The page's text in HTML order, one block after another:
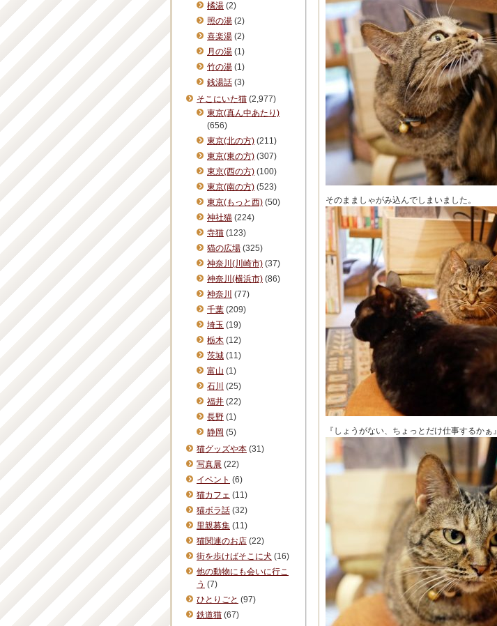
そのまましゃがみ込んでしまいました。
『しょうがない、ちょっとだけ仕事するかぁ』
橘湯 (2)
照の湯 (2)
喜楽湯 (2)
月の湯 (1)
竹の湯 (1)
銭湯話 (3)
そこにいた猫 (2,977)
東京(真ん中あたり)
(656)
東京(北の方) (211)
東京(東の方) (307)
東京(西の方) (100)
東京(南の方) (523)
東京(もっと西) (50)
神社猫 (224)
寺猫 (123)
猫の広場 (325)
神奈川(川崎市) (37)
神奈川(横浜市) (86)
神奈川 (77)
千葉 (209)
埼玉 (19)
栃木 (12)
茨城 (11)
富山 (1)
石川 (25)
福井 (22)
長野 (1)
静岡 (5)
猫グッズや本 (31)
写真展 (22)
イベント (6)
猫カフェ (11)
猫ボラ話 (32)
里親募集 (11)
猫関連のお店 (22)
街を歩けばそこに犬 (16)
他の動物にも会いに行こ
う (7)
ひとりごと (97)
鉄道猫 (67)